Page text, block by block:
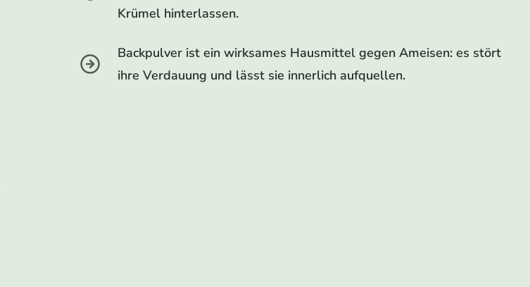
Krümel hinterlassen.
Backpulver ist ein wirksames Hausmittel gegen Ameisen: es stört
ihre Verdauung und lässt sie innerlich aufquellen.